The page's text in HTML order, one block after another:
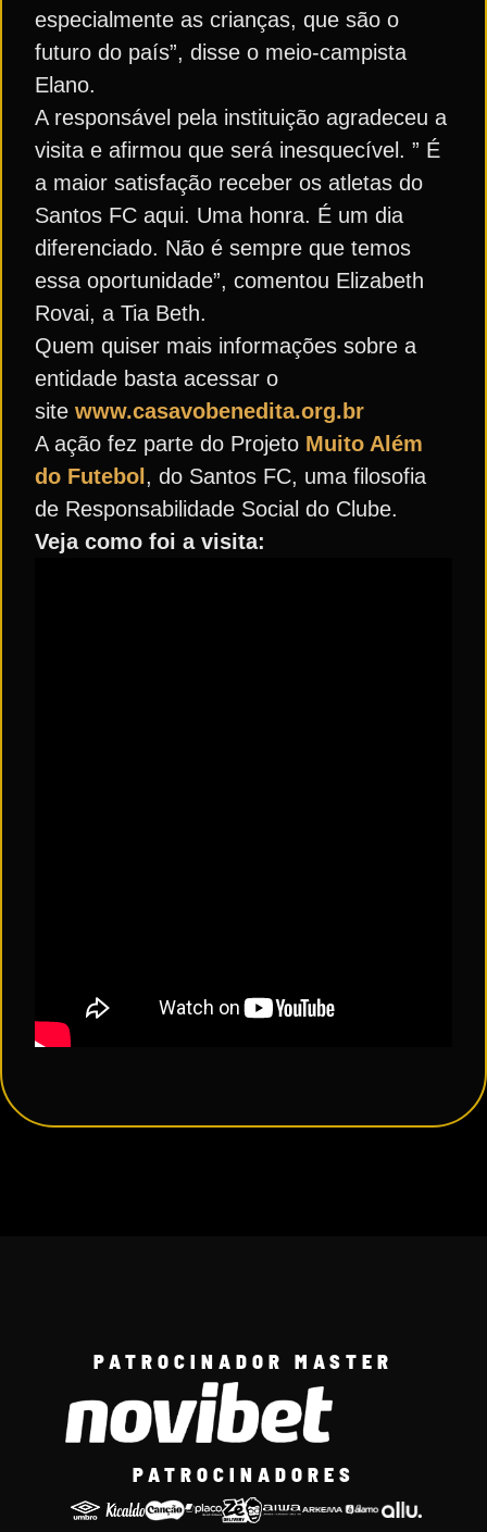
especialmente as crianças, que são o
futuro do país”, disse o meio-campista
Elano.
A responsável pela instituição agradeceu a
visita e afirmou que será inesquecível. ” É
a maior satisfação receber os atletas do
Santos FC aqui. Uma honra. É um dia
diferenciado. Não é sempre que temos
essa oportunidade”, comentou Elizabeth
Rovai, a Tia Beth.
Quem quiser mais informações sobre a
entidade basta acessar o
site www.casavobenedita.org.br
A ação fez parte do Projeto Muito Além
do Futebol , do Santos FC, uma filosofia
de Responsabilidade Social do Clube.
Veja como foi a visita:
PATROCINADOR MASTER
PATROCINADORES